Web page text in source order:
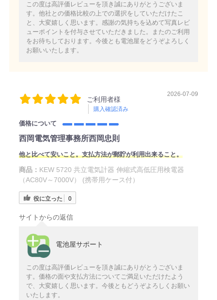
この度は高評価レビューを頂き誠にありがとうございま
す。他社との価格比較の上での選択をしていただけたこ
と、大変嬉しく思います。感謝の気持ちを込めて写真レビ
ューポイントを付与させていただきました。またのご利用
をお待ちしております。今後とも電池屋をどうぞよろしく
お願いいたします。
ご利用者様
購入確認済み
2026-07-09
価格について
西岡電気管理事務所西岡忠則
他と比べて安いこと。支払方法が郵貯が利用出来ること。
商品： KEW 5720 共立電気計器 伸縮式高低圧用検電器
（AC80V～7000V） (携帯用ケース付）
役に立った 0
サイトからの返信
電池屋サポート
この度は高評価レビューを頂き誠にありがとうございま
す。価格の面や支払方法についてご満足いただけたよう
で、大変嬉しく思います。今後ともどうぞよろしくお願い
いたします。